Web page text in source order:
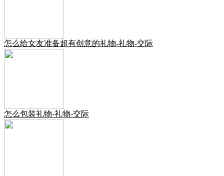
怎么给女友准备超有创意的礼物-礼物-交际
怎么包装礼物-礼物-交际